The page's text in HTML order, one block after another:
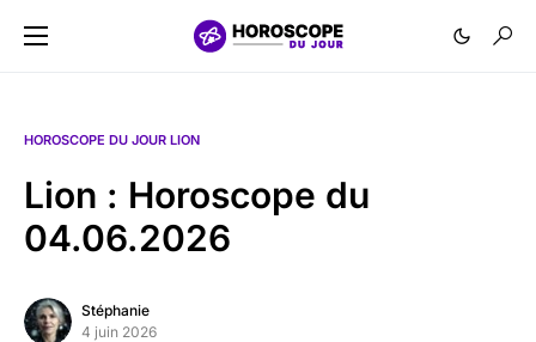
HOROSCOPE DU JOUR LION
Lion : Horoscope du
04.06.2026
Stéphanie
4 juin 2026